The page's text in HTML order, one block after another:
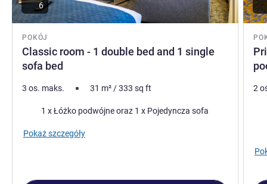
POKÓJ
Classic room - 1 double bed and 1 single
sofa bed
6
3 os. maks. 31 m²/333 sq ft
Pościel 1 x Łóżko podwójne oraz 1 x Pojedyncza sofa
Pokaż szczegóły
2